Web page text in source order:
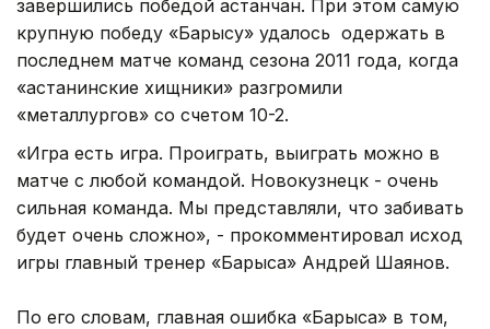
завершились победой астанчан. При этом самую
крупную победу «Барысу» удалось одержать в
последнем матче команд сезона 2011 года, когда
«астанинские хищники» разгромили
«металлургов» со счетом 10-2.
«Игра есть игра. Проиграть, выиграть можно в
матче с любой командой. Новокузнецк - очень
сильная команда. Мы представляли, что забивать
будет очень сложно», - прокомментировал исход
игры главный тренер «Барыса» Андрей Шаянов.
По его словам, главная ошибка «Барыса» в том,